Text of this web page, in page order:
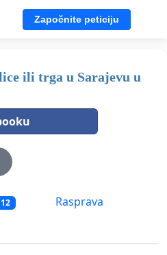
Započnite peticiju
ili trga u Sarajevu u
12
Rasprava